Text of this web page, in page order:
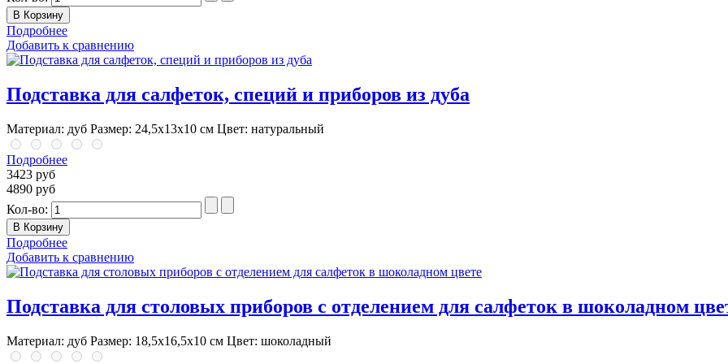
Подробнее
Добавить к сравнению
Подставка для салфеток, специй и приборов из дуба
Материал: дуб Размер: 24,5х13х10 см Цвет: натуральный
Подробнее
3423 руб
4890 руб
Кол-во:
Подробнее
Добавить к сравнению
Подставка для столовых приборов с отделением для салфеток в шоколадном
Материал: дуб Размер: 18,5х16,5х10 см Цвет: шоколадный